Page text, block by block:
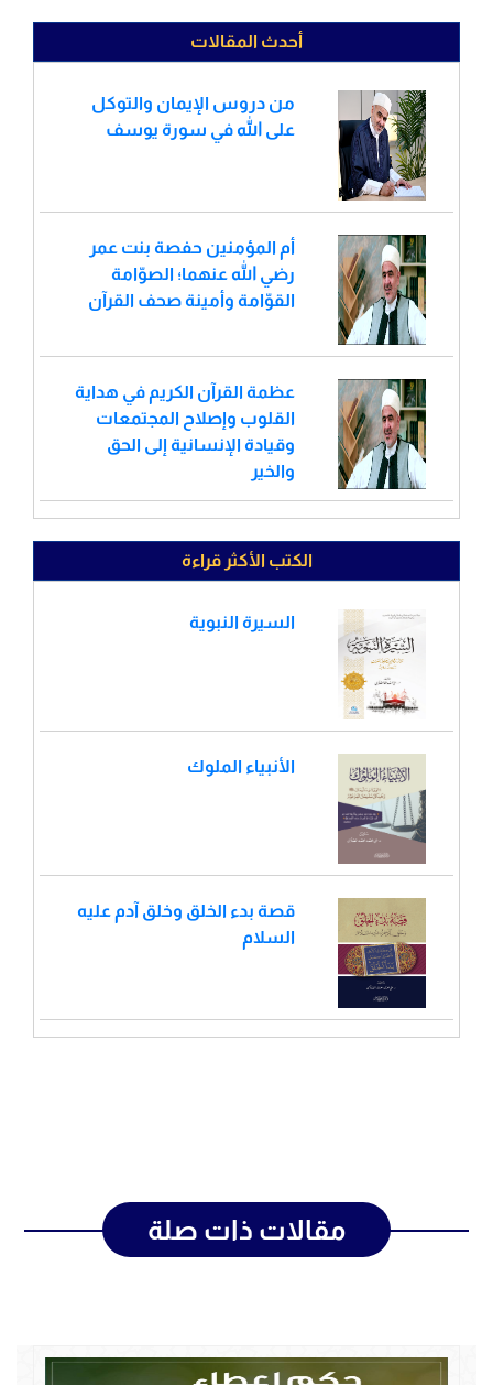
أحدث المقالات
من دروس الإيمان والتوكل
على الله في سورة يوسف
أم المؤمنين حفصة بنت عمر
رضي الله عنهما؛ الصوّامة
القوّامة وأمينة صحف القرآن
عظمة القرآن الكريم في هداية
القلوب وإصلاح المجتمعات
وقيادة الإنسانية إلى الحق
والخير
الكتب الأكثر قراءة
السيرة النبوية
الأنبياء الملوك
قصة بدء الخلق وخلق آدم عليه
السلام
مقالات ذات صلة